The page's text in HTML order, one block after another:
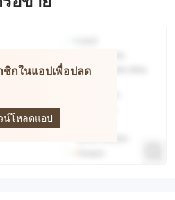
กในแอปเพื่อปลด
น์โหลดแอป